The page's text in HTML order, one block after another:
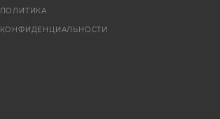
ПОЛИТИКА
КОНФИДЕНЦИАЛЬНОСТИ